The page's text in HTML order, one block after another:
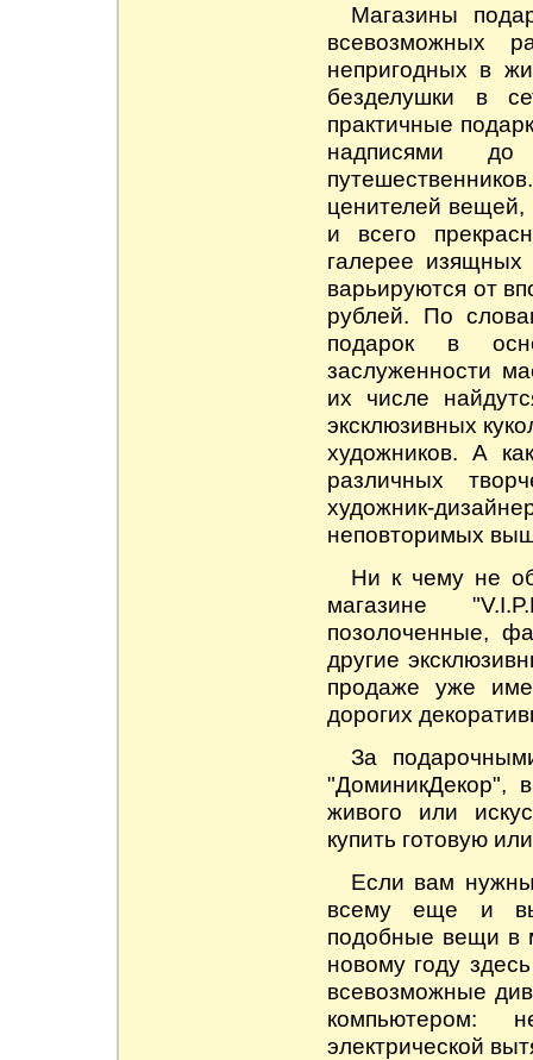
Магазины
всевозможных
непригодных в
безделушки в
практичные
надписями
ценителей вещей,
и всего
галерее
варьируются от
рублей. По
подарок в
заслуженности
их числе
эксклюзивных
художников. А
различных
художник-
неповторимых
Ни к чему не
магазине
позолоченные,
другие
продаже уже
дорогих
За
"ДоминикДекор",
живого или
купить готовую
Если вам
всему еще и
подобные вещи в
новому году
всевозможные
компьютером:
электрической